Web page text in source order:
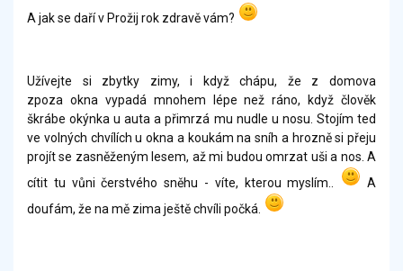
A jak se daří v Prožij rok zdravě vám?
Užívejte si zbytky zimy, i když chápu, že z domova
zpoza okna vypadá mnohem lépe než ráno, když člověk
škrábe okýnka u auta a přimrzá mu nudle u nosu. Stojím ted
ve volných chvílích u okna a koukám na sníh a hrozně si přeju
projít se zasněženým lesem, až mi budou omrzat uši a nos. A
cítit tu vůni čerstvého sněhu - víte, kterou myslím..
A
doufám, že na mě zima ještě chvíli počká.